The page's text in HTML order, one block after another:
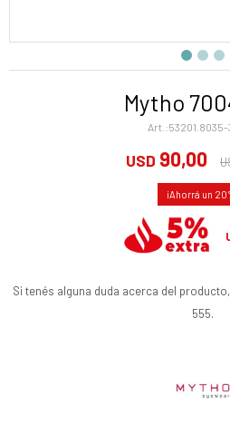
Mytho
USD 90,00
20
Si tenés alguna duda acerca del
555.